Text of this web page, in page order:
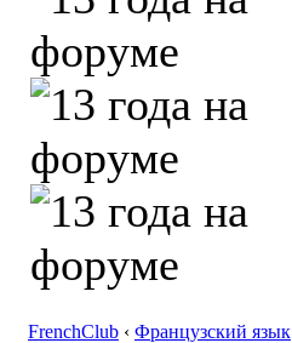
FrenchClub ‹ Французский язык